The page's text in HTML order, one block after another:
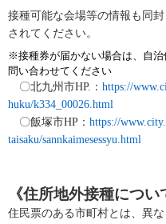
接種可能な会場等の情報も同
されてください。
※接種券が届かない場合は、自
問い合わせてください
〇北九州市HP. ： https://
huku/k334_00026.html
〇飯塚市HP ： https://
taisaku/sannkaimesessyu.html
《住所地外接種につい
住民票のある市町村とは、異